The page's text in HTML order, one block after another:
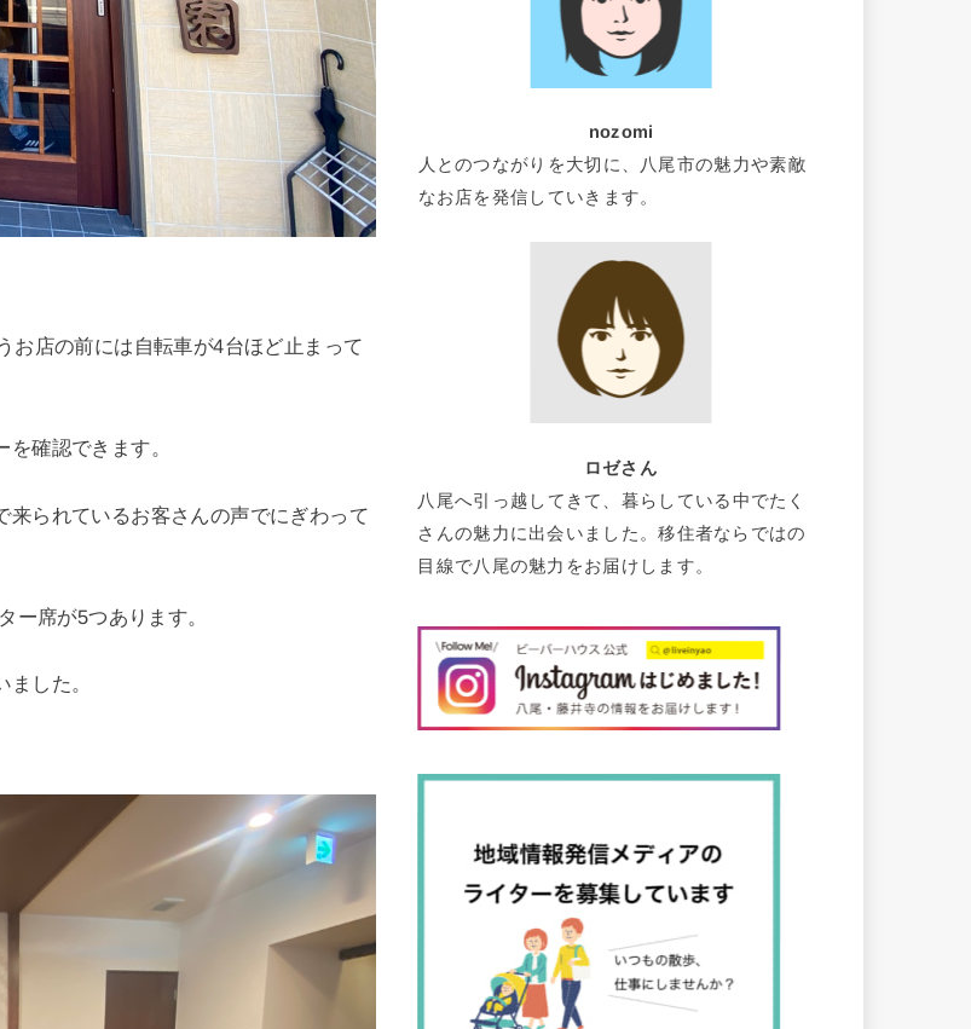
お店の前には自転車が4台ほど止まって
確認できます。
られているお客さんの声でにぎわって
ー席が5つあります。
した。
nozomi
人とのつながりを大切に、八尾市の魅力や素敵
なお店を発信していきます。
ロゼさん
八尾へ引っ越してきて、暮らしている中でたく
さんの魅力に出会いました。移住者ならではの
目線で八尾の魅力をお届けします。